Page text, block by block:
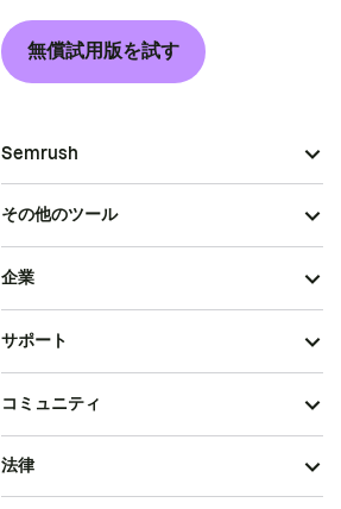
無償試用版を試す
Semrush
その他のツール
企業
サポート
コミュニティ
法律